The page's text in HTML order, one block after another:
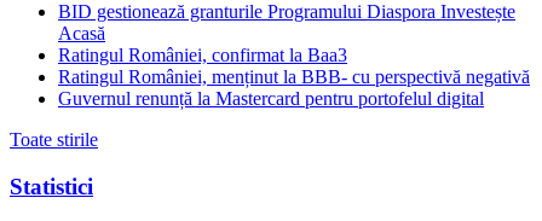
BID gestionează granturile Programului Diaspora Investește
Acasă
Ratingul României, confirmat la Baa3
Ratingul României, menținut la BBB- cu perspectivă negativă
Guvernul renunță la Mastercard pentru portofelul digital
Toate stirile
Statistici